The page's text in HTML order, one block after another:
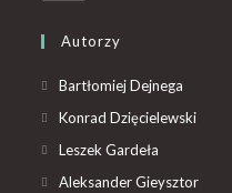
Autorzy
Bartłomiej Dejnega
Konrad Dzięcielewski
Leszek Gardeła
Aleksander Gieysztor